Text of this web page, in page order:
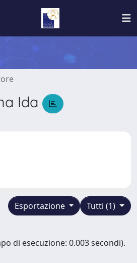
Ida
Tutti (1)
Esportazione
di esecuzione: 0.003 secondi).